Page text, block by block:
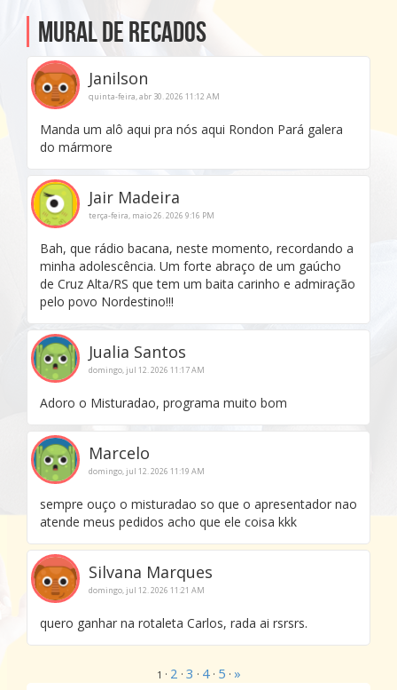
Mural de Recados
Janilson
quinta-feira, abr 30. 2026 11:12 AM
Manda um alô aqui pra nós aqui Rondon Pará galera
do mármore
Jair Madeira
terça-feira, maio 26. 2026 9:16 PM
Bah, que rádio bacana, neste momento, recordando a
minha adolescência. Um forte abraço de um gaúcho
de Cruz Alta/RS que tem um baita carinho e admiração
pelo povo Nordestino!!!
Jualia Santos
domingo, jul 12. 2026 11:17 AM
Adoro o Misturadao, programa muito bom
Marcelo
domingo, jul 12. 2026 11:19 AM
sempre ouço o misturadao so que o apresentador nao
atende meus pedidos acho que ele coisa kkk
Silvana Marques
domingo, jul 12. 2026 11:21 AM
quero ganhar na rotaleta Carlos, rada ai rsrsrs.
1 · 2 · 3 · 4· 5 · »